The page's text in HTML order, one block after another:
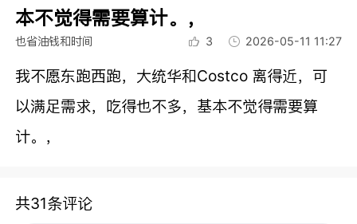
本不觉得需要算计。，
也省油钱和时间 3 2026-05-11 11:27
我不愿东跑西跑，大统华和Costco 离得近，可
以满足需求，吃得也不多，基本不觉得需要算
计。，
共31条评论